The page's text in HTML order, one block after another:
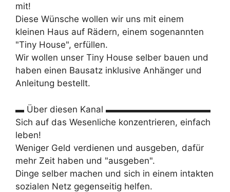
mit!
Diese Wünsche wollen wir uns mit einem
kleinen Haus auf Rädern, einem sogenannten
"Tiny House", erfüllen.
Wir wollen unser Tiny House selber bauen und
haben einen Bausatz inklusive Anhänger und
Anleitung bestellt.
▬ Über diesen Kanal ▬▬▬▬▬▬▬▬▬▬▬▬
Sich auf das Wesenliche konzentrieren, einfach
leben!
Weniger Geld verdienen und ausgeben, dafür
mehr Zeit haben und "ausgeben".
Dinge selber machen und sich in einem intakten
sozialen Netz gegenseitig helfen.